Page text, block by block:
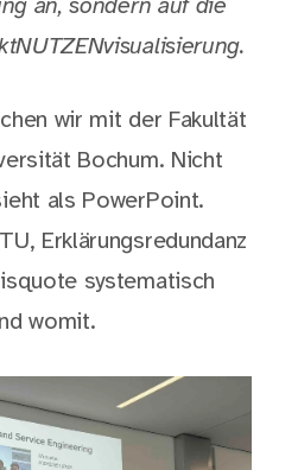
an, sondern auf die
wir mit der Fakultät
Bochum. Nicht
als PowerPoint.
Erklärungsredundanz
systematisch
womit.